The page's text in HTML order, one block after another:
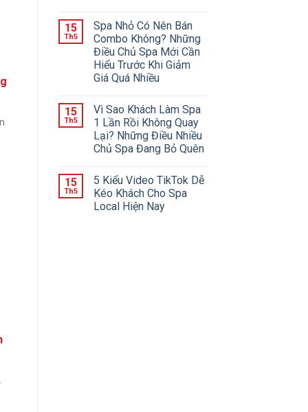
15
Th5
Spa Nhỏ Có Nên Bán
Combo Không? Những
Điều Chủ Spa Mới Cần
Hiểu Trước Khi Giảm
Giá Quá Nhiều
15
Th5
Vì Sao Khách Làm Spa
1 Lần Rồi Không Quay
Lại? Những Điều Nhiều
Chủ Spa Đang Bỏ Quên
15
Th5
5 Kiểu Video TikTok Dễ
Kéo Khách Cho Spa
Local Hiện Nay